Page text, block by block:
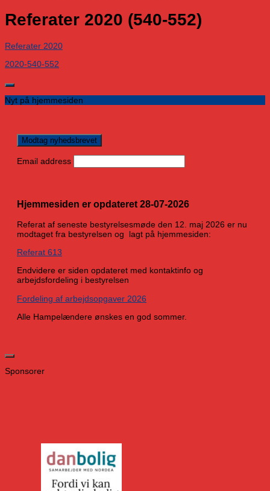
Referater 2020 (540-552)
Referater 2020
2020-540-552
Nyt på hjemmesiden
Email address
Hjemmesiden er opdateret 28-07-2026
Referat af seneste bestyrelsesmøde den 12. maj 2026 er nu
modtaget fra bestyrelsen og lagt på hjemmesiden:
Referat 613
Endvidere er siden opdateret med kontaktinfo og
arbejdsfordeling i bestyrelsen
Fordeling af arbejdsopgaver 2026
Alle Hampelændere ønskes en god sommer.
Sponsorer